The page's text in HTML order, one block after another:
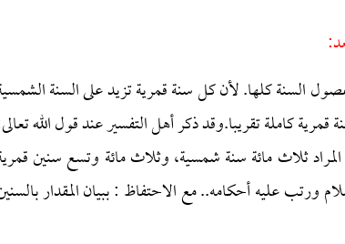
السنة كلها. لأن كل سنة قمرية تزيد على السنة
كاملة تقريبا.وقد ذكر أهل التفسير عند قول الله
أن المراد ثلاث مائة سنة شمسية، وثلاث مائة وتسع سنين
ورتب عليه أحكامه.. مع الاحتفاظ : ببيان المقدار